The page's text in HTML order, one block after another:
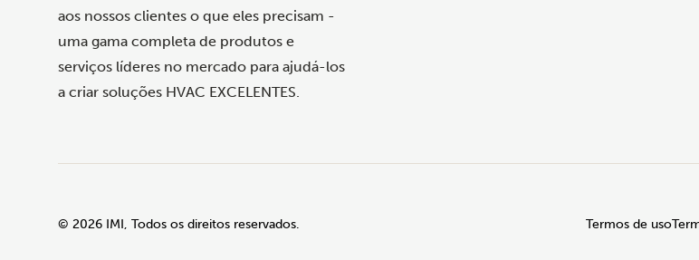
aos nossos clientes o que eles precisam -
uma gama completa de produtos e
serviços líderes no mercado para ajudá-los
a criar soluções HVAC EXCELENTES.
© 2026 IMI, Todos os direitos reservados. Termos de uso